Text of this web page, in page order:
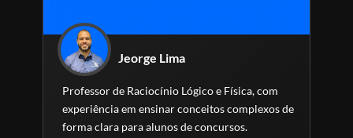
Jeorge Lima
Professor de Raciocínio Lógico e Física, com
experiência em ensinar conceitos complexos de
forma clara para alunos de concursos.